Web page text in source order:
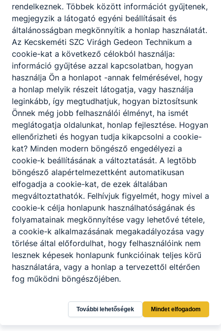
rendelkeznek. Többek között információt gyűjtenek,
megjegyzik a látogató egyéni beállításait és
általánosságban megkönnyítik a honlap használatát.
Az Kecskeméti SZC Virágh Gedeon Technikum a
cookie-kat a következő célokból használja:
információ gyűjtése azzal kapcsolatban, hogyan
használja Ön a honlapot -annak felmérésével, hogy
a honlap melyik részeit látogatja, vagy használja
leginkább, így megtudhatjuk, hogyan biztosítsunk
Önnek még jobb felhasználói élményt, ha ismét
meglátogatja oldalunkat, honlap fejlesztése. Hogyan
ellenőrizheti és hogyan tudja kikapcsolni a cookie-
kat? Minden modern böngésző engedélyezi a
cookie-k beállításának a változtatását. A legtöbb
böngésző alapértelmezettként automatikusan
elfogadja a cookie-kat, de ezek általában
megváltoztathatók. Felhívjuk figyelmét, hogy mivel a
cookie-k célja honlapunk használhatóságának és
folyamatainak megkönnyítése vagy lehetővé tétele,
a cookie-k alkalmazásának megakadályozása vagy
törlése által előfordulhat, hogy felhasználóink nem
lesznek képesek honlapunk funkcióinak teljes körű
használatára, vagy a honlap a tervezettől eltérően
fog működni böngészőjében.
További lehetőségek Mindet elfogadom